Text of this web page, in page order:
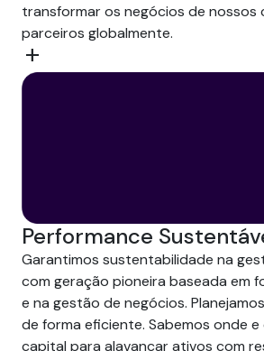
transformar os negócios de nossos
parceiros globalmente.
add
Performance
Garantimos sustentabilidade na
com geração pioneira baseada em
e na gestão de negócios.
de forma eficiente. Sabemos onde
capital para alavancar ativos com